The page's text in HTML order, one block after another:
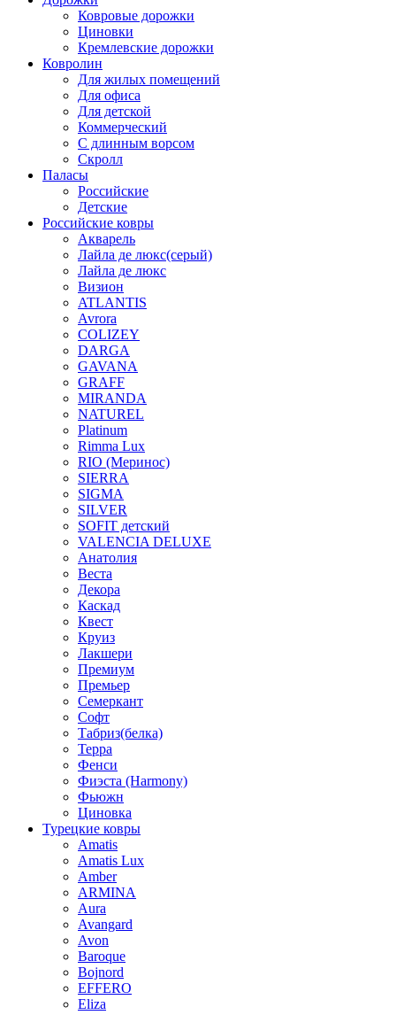
Ковровые дорожки
Циновки
Кремлевские дорожки
Ковролин
Для жилых помещений
Для офиса
Для детской
Коммерческий
С длинным ворсом
Скролл
Паласы
Российские
Детские
Российские ковры
Акварель
Лайла де люкс(серый)
Лайла де люкс
Визион
ATLANTIS
Avrora
COLIZEY
DARGA
GAVANA
GRAFF
MIRANDA
NATUREL
Platinum
Rimma Lux
RIO (Меринос)
SIERRA
SIGMA
SILVER
SOFIT детский
VALENCIA DELUXE
Анатолия
Веста
Декора
Каскад
Квест
Круиз
Лакшери
Премиум
Премьер
Семеркант
Софт
Табриз(белка)
Терра
Фенси
Фиэста (Harmony)
Фьюжн
Циновка
Турецкие ковры
Amatis
Amatis Lux
Amber
ARMINA
Aura
Avangard
Avon
Baroque
Bojnord
EFFERO
Eliza